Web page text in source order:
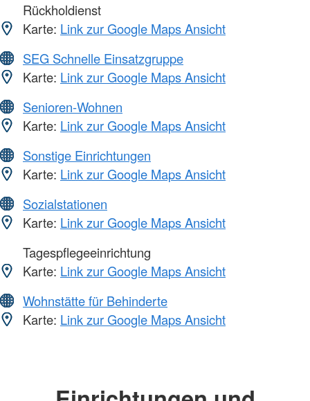
Rückholdienst
Karte: Link zur Google Maps Ansicht
SEG Schnelle Einsatzgruppe
Karte: Link zur Google Maps Ansicht
Senioren-Wohnen
Karte: Link zur Google Maps Ansicht
Sonstige Einrichtungen
Karte: Link zur Google Maps Ansicht
Sozialstationen
Karte: Link zur Google Maps Ansicht
Tagespflegeeinrichtung
Karte: Link zur Google Maps Ansicht
Wohnstätte für Behinderte
Karte: Link zur Google Maps Ansicht